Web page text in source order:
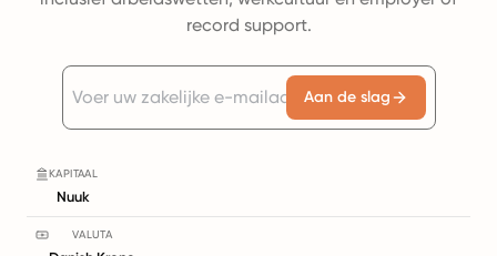
record support.
Aan de slag
KAPITAAL
Nuuk
VALUTA